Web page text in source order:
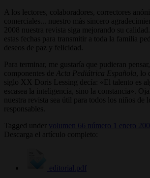
A los lectores, colaboradores, correctores
comerciales... nuestro más sincero
2008 nuestra revista siga mejorando su
estas fechas para transmitir a toda la familia
deseos de paz y felicidad.
Para terminar, me gustaría que pudieran
componentes de
Acta Pediátrica Española ,
siglo XX Doris Lessing decía: «El talento es
escasea la inteligencia, sino la constancia».
nuestra revista sea útil para todos los niños de
responsables.
Tagged under
volumen 66 número 1 enero
Descarga el artículo completo:
editorial.pdf